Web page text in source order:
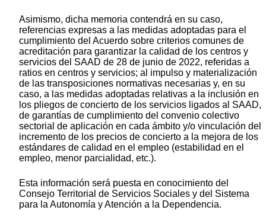
Asimismo, dicha memoria contendrá en su caso,
referencias expresas a las medidas adoptadas para el
cumplimiento del Acuerdo sobre criterios comunes de
acreditación para garantizar la calidad de los centros y
servicios del SAAD de 28 de junio de 2022, referidas a
ratios en centros y servicios; al impulso y materialización
de las transposiciones normativas necesarias y, en su
caso, a las medidas adoptadas relativas a la inclusión en
los pliegos de concierto de los servicios ligados al SAAD,
de garantías de cumplimiento del convenio colectivo
sectorial de aplicación en cada ámbito y/o vinculación del
incremento de los precios de concierto a la mejora de los
estándares de calidad en el empleo (estabilidad en el
empleo, menor parcialidad, etc.).
Esta información será puesta en conocimiento del
Consejo Territorial de Servicios Sociales y del Sistema
para la Autonomía y Atención a la Dependencia.